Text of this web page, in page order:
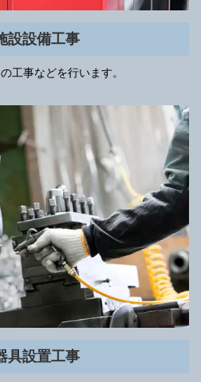
設設備工事
工事などを行います。
具設置工事